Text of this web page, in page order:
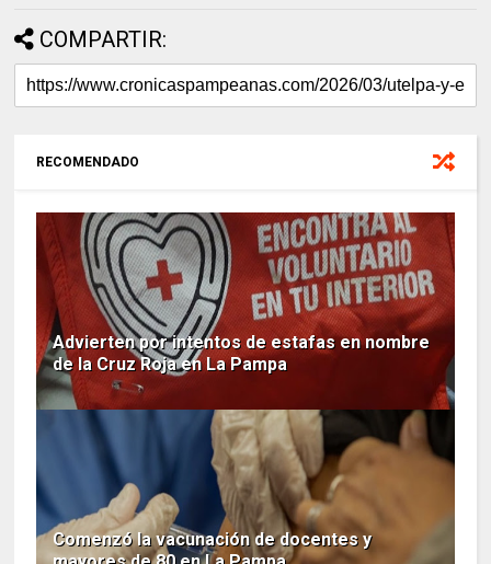
COMPARTIR:
RECOMENDADO
Advierten por intentos de estafas en nombre
de la Cruz Roja en La Pampa
Comenzó la vacunación de docentes y